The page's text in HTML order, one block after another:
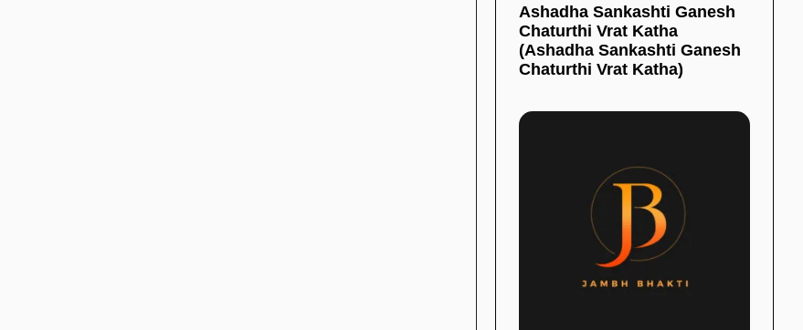
Ashadha Sankashti Ganesh
Chaturthi Vrat Katha
(Ashadha Sankashti Ganesh
Chaturthi Vrat Katha)